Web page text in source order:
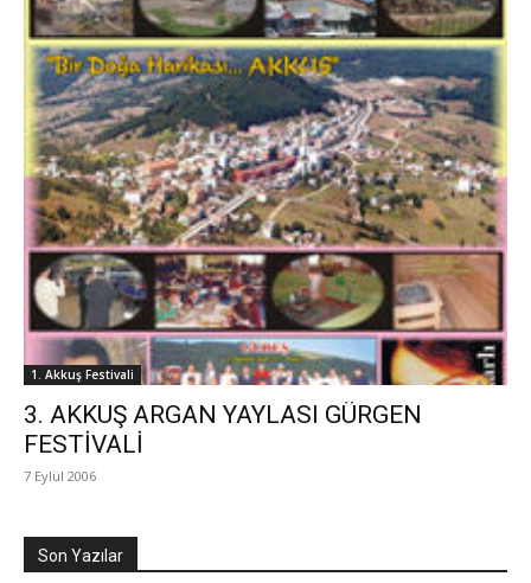
1. Akkuş Festivali
3. AKKUŞ ARGAN YAYLASI GÜRGEN
FESTİVALİ
7 Eylül 2006
Son Yazılar